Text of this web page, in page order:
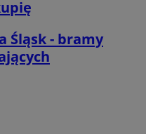
Śląsk - bramy